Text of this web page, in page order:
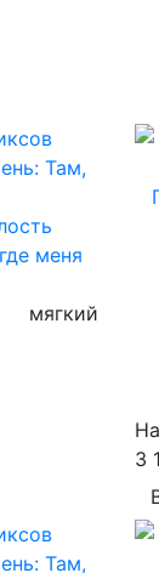
меня
мягкий
3